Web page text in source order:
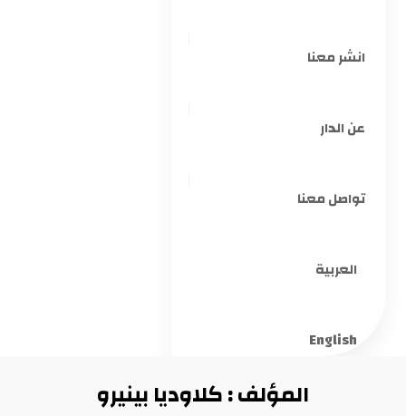
انشر معنا
عن الدار
تواصل معنا
العربية
English
المؤلف : كلاوديا بينيرو